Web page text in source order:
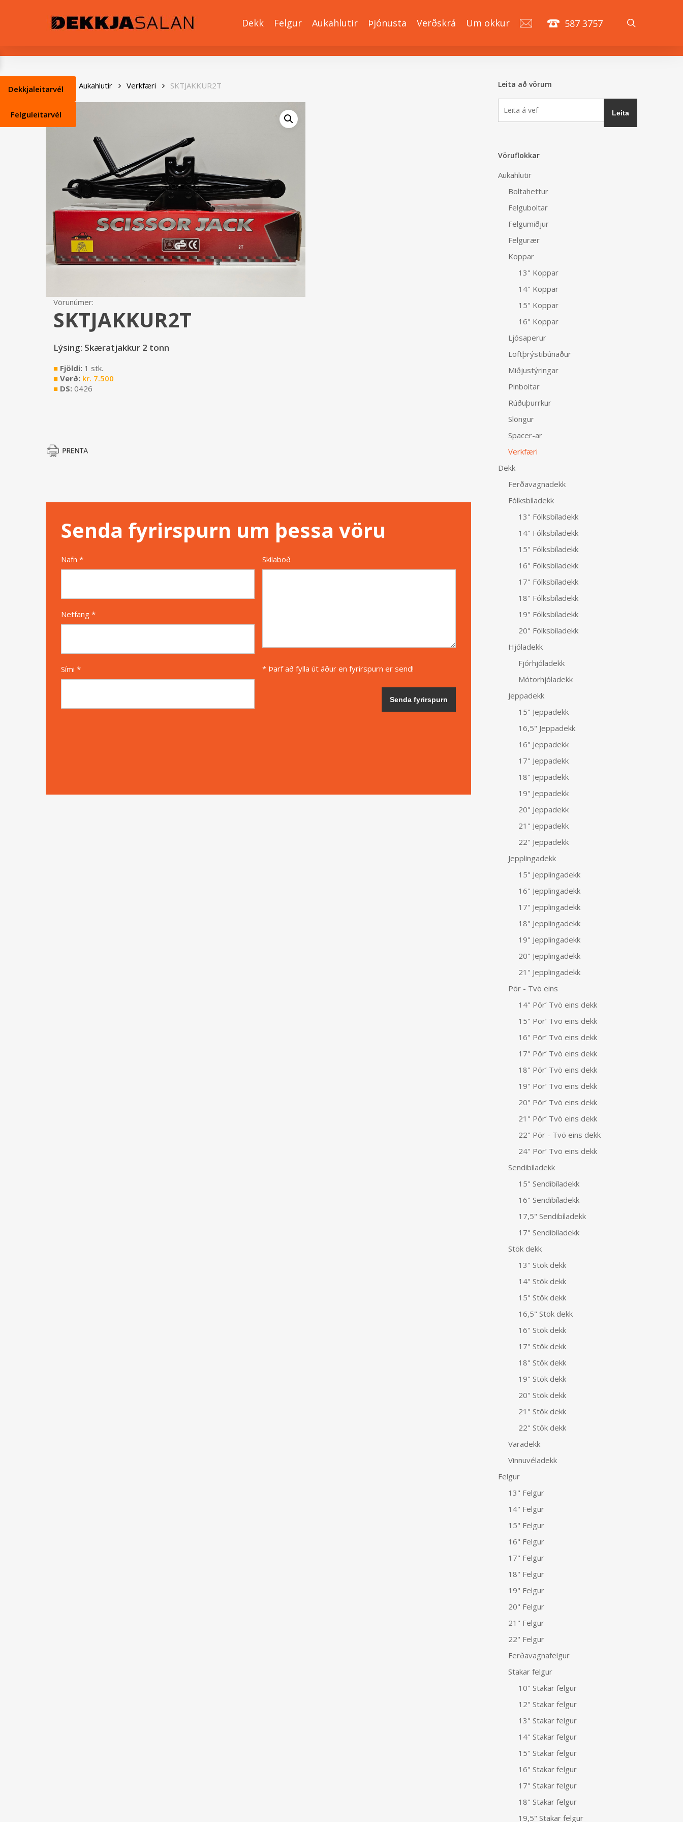
Dekk Felgur Aukahlutir Þjónusta Verðskrá Um okkur 587 3757
Heim Aukahlutir Verkfæri SKTJAKKUR2T
Vörunúmer:
SKTJAKKUR2T
Lýsing: Skæratjakkur 2 tonn
■ Fjöldi: 1 stk.
■ Verð: kr. 7.500
■ DS: 0426
Senda fyrirspurn um þessa vöru
Nafn *
Netfang *
Sími *
Skilaboð
* Þarf að fylla út áður en fyrirspurn er send!
Leita að vörum
Vöruflokkar
Aukahlutir
Boltahettur
Felguboltar
Felgumiðjur
Felgurær
Koppar
13" Koppar
14" Koppar
15" Koppar
16" Koppar
Ljósaperur
Loftþrýstibúnaður
Miðjustýringar
Pinboltar
Rúðuþurrkur
Slöngur
Spacer-ar
Verkfæri
Dekk
Ferðavagnadekk
Fólksbíladekk
13" Fólksbíladekk
14" Fólksbíladekk
15" Fólksbíladekk
16" Fólksbíladekk
17" Fólksbíladekk
18" Fólksbíladekk
19" Fólksbíladekk
20" Fólksbíladekk
Hjóladekk
Fjórhjóladekk
Mótorhjóladekk
Jeppadekk
15" Jeppadekk
16,5" Jeppadekk
16" Jeppadekk
17" Jeppadekk
18" Jeppadekk
19" Jeppadekk
20" Jeppadekk
21" Jeppadekk
22" Jeppadekk
Jepplingadekk
15" Jepplingadekk
16" Jepplingadekk
17" Jepplingadekk
18" Jepplingadekk
19" Jepplingadekk
20" Jepplingadekk
21" Jepplingadekk
Pör - Tvö eins
14" Pör’ Tvö eins dekk
15" Pör’ Tvö eins dekk
16" Pör’ Tvö eins dekk
17" Pör’ Tvö eins dekk
18" Pör’ Tvö eins dekk
19" Pör’ Tvö eins dekk
20" Pör’ Tvö eins dekk
21" Pör’ Tvö eins dekk
22" Pör - Tvö eins dekk
24" Pör’ Tvö eins dekk
Sendibíladekk
15" Sendibíladekk
16" Sendibíladekk
17,5" Sendibíladekk
17" Sendibíladekk
Stök dekk
13" Stök dekk
14" Stök dekk
15" Stök dekk
16,5" Stök dekk
16" Stök dekk
17" Stök dekk
18" Stök dekk
19" Stök dekk
20" Stök dekk
21" Stök dekk
22" Stök dekk
Varadekk
Vinnuvéladekk
Felgur
13" Felgur
14" Felgur
15" Felgur
16" Felgur
17" Felgur
18" Felgur
19" Felgur
20" Felgur
21" Felgur
22" Felgur
Ferðavagnafelgur
Stakar felgur
10" Stakar felgur
12" Stakar felgur
13" Stakar felgur
14" Stakar felgur
15" Stakar felgur
16" Stakar felgur
17" Stakar felgur
18" Stakar felgur
19,5" Stakar felgur
Dekkjaleitarvél
Felguleitarvél